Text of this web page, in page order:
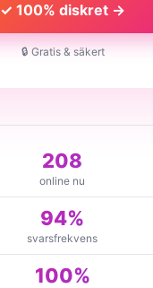
✓ 100% diskret →
🔒 Gratis & säkert
208
online nu
94%
svarsfrekvens
100%